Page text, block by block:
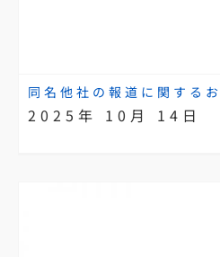
同名他社の報道に関する
2025年 10月 14日